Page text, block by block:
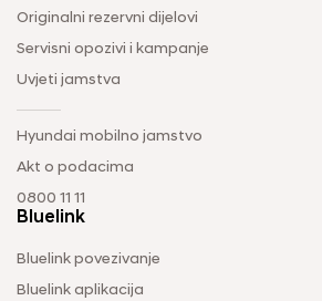
Originalni rezervni dijelovi
Servisni opozivi i kampanje
Uvjeti jamstva
Hyundai mobilno jamstvo
Akt o podacima
0800 11 11
Bluelink
Bluelink povezivanje
Bluelink aplikacija